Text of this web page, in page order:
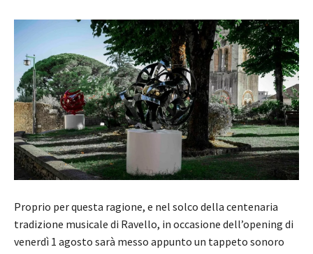
Proprio per questa ragione, e nel solco della centenaria
tradizione musicale di Ravello, in occasione dell’opening di
venerdì 1 agosto sarà messo appunto un tappeto sonoro